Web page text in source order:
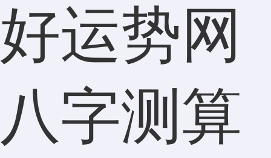
好运势网
八字测算